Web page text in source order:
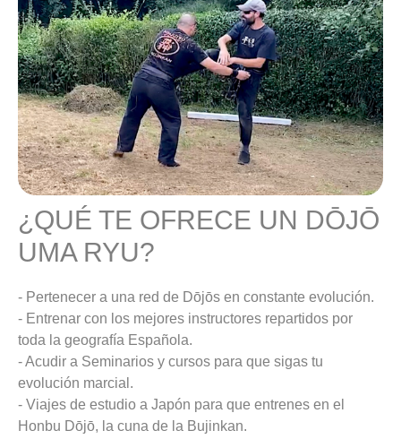
¿QUÉ TE OFRECE UN DŌJŌ
UMA RYU?
- Pertenecer a una red de Dōjōs en constante evolución.
- Entrenar con los mejores instructores repartidos por
toda la geografía Española.
- Acudir a Seminarios y cursos para que sigas tu
evolución marcial.
- Viajes de estudio a Japón para que entrenes en el
Honbu Dōjō, la cuna de la Bujinkan.